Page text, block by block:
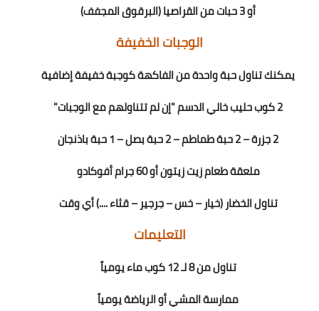
أو 3 حبات من القراصيا (البرقوق المجفف)
الوجبات الخفيفة
يمكنك تناول حبة واحدة من الفاكهة كوجبة خفيفة إضافية
2 كوب حليب خالي الدسم "إن لم تتناولهم مع الوجبات"
2 جزرة – 2 حبة طماطم – 2 حبة بصل – 1 حبة باذنجان
ملعقة طعام زيت زيتون أو 60 جرام أفوكادو
تناول الخضار (خيار – خس – جرجير – قثاء ....) أي وقت
التعليمات
تناول من 8 لـ 12 كوب ماء يومياً
ممارسة المشي أو الرياضة يومياً